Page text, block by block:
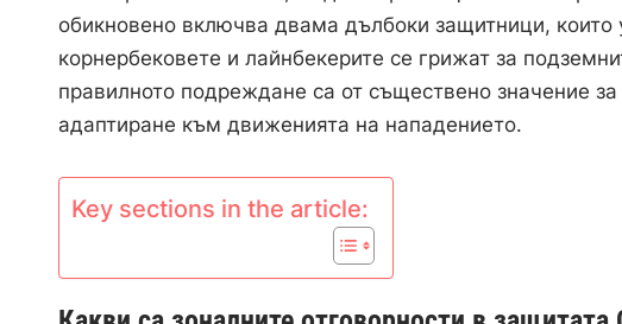
обикновено включва двама дълбоки защитници, които
корнербековете и лайнбекерите се грижат за
правилното подреждане са от съществено значение
адаптиране към движенията на нападението.
Key sections in the article: